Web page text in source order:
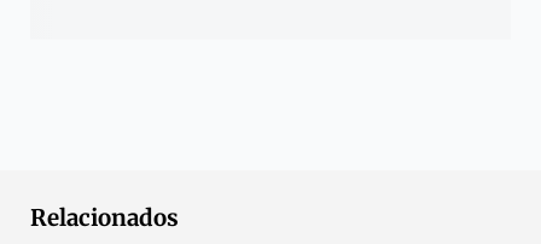
Relacionados